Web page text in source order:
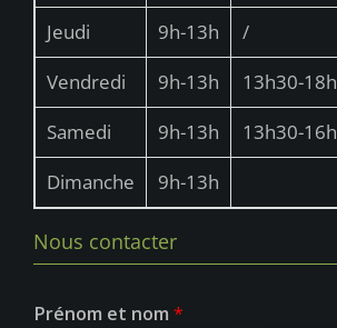
Jeudi 9h-13h
/
Vendredi
9h-13h
13h30-18h
Samedi
9h-13h
13h30-16h
Dimanche
9h-13h
Nous contacter
Prénom et nom *